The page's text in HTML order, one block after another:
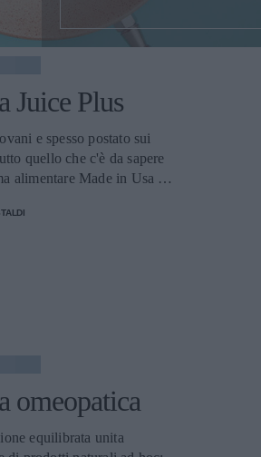
Juice Plus
e spesso postato sui
quello che c'è da sapere
alimentare Made in Usa a
omeopatica
equilibrata unita